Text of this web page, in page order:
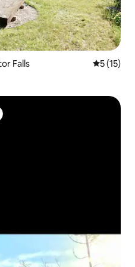
Falls
5 (15)
appréciés